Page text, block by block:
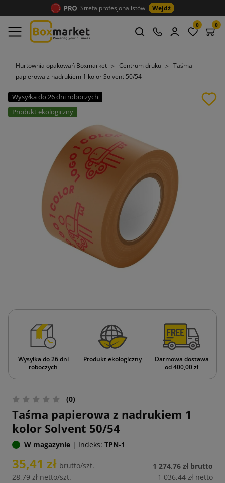
Strefa profesjonalistów Wejdź
0 0
Hurtownia opakowań Boxmarket Centrum druku
Taśma
papierowa z nadrukiem 1 kolor Solvent 50/54
Wysyłka do 26 dni roboczych
Produkt ekologiczny
Wysyłka do 26 dni
roboczych
Produkt ekologiczny
Darmowa dostawa
od 400,00 zł
(0)
Taśma papierowa z nadrukiem 1
kolor Solvent 50/54
W magazynie | Indeks: TPN-1
35,41 zł brutto/szt.
28,79 zł netto/szt.
1 274,76 zł brutto
1 036,44 zł netto